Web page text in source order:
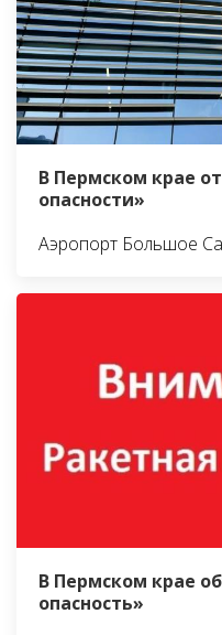
В Пермском крае
опасности»
Аэропорт Большое
В Пермском крае
опасность»